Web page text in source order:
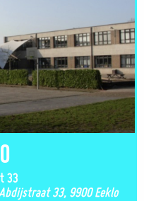
33
33, 9900 Eeklo